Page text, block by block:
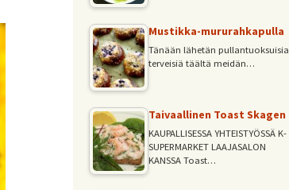
Mustikka-mururahkapulla
Tänään lähetän pullantuoksuisia
terveisiä täältä meidän…
Taivaallinen Toast Skagen
KAUPALLISESSA YHTEISTYÖSSÄ K-
SUPERMARKET LAAJASALON
KANSSA Toast…